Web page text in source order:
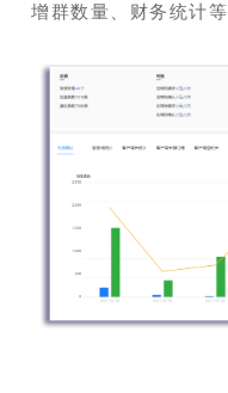
增群数量、财务统计等